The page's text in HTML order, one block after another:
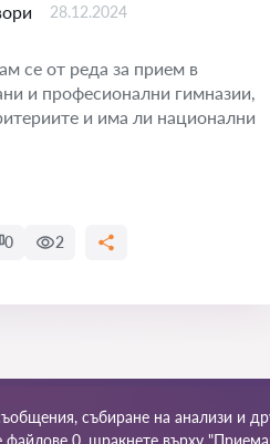
28.12.2024
се от реда за прием в
и професионални гимназии,
и има ли национални
0 2
Нашата мрежа по света
събиране на анализи и
файлове 0, щракнете върху